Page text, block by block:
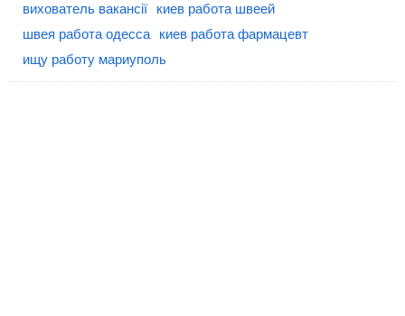
вихователь вакансії
киев работа швеей
швея работа одесса
киев работа фармацевт
ищу работу мариуполь